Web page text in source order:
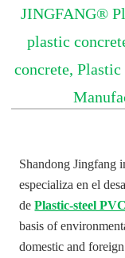
JINGFANG®
plastic
concrete,
Shandong Jingfang
especializa en el
dePlastic-steel
basis of
domestic and